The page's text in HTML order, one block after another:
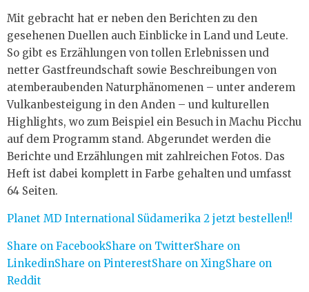
Mit gebracht hat er neben den Berichten zu den
gesehenen Duellen auch Einblicke in Land und Leute.
So gibt es Erzählungen von tollen Erlebnissen und
netter Gastfreundschaft sowie Beschreibungen von
atemberaubenden Naturphänomenen – unter anderem
Vulkanbesteigung in den Anden – und kulturellen
Highlights, wo zum Beispiel ein Besuch in Machu Picchu
auf dem Programm stand. Abgerundet werden die
Berichte und Erzählungen mit zahlreichen Fotos. Das
Heft ist dabei komplett in Farbe gehalten und umfasst
64 Seiten.
Planet MD International Südamerika 2 jetzt bestellen!!
Share on FacebookShare on TwitterShare on
LinkedinShare on PinterestShare on XingShare on
Reddit